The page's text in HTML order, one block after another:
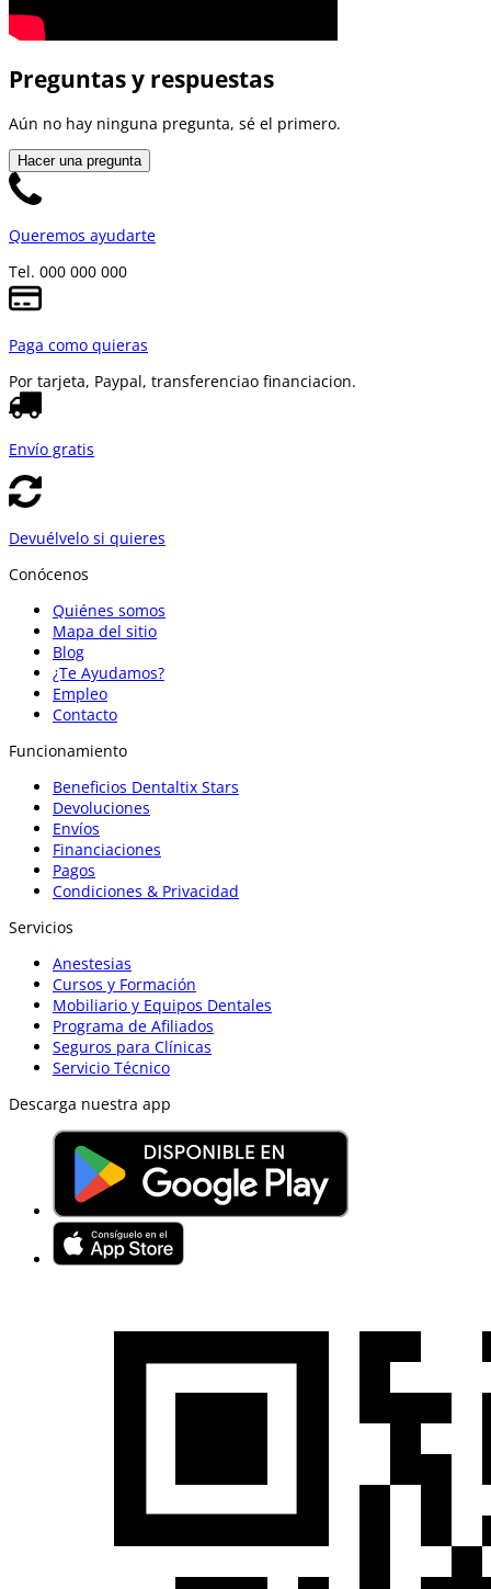
Preguntas y respuestas
Aún no hay ninguna pregunta, sé el primero.
Hacer una pregunta
Queremos ayudarte
Tel. 000 000 000
Paga como quieras
Por tarjeta, Paypal, transferenciao financiacion.
Envío gratis
Devuélvelo si quieres
Conócenos
Quiénes somos
Mapa del sitio
Blog
¿Te Ayudamos?
Empleo
Contacto
Funcionamiento
Beneficios Dentaltix Stars
Devoluciones
Envíos
Financiaciones
Pagos
Condiciones & Privacidad
Servicios
Anestesias
Cursos y Formación
Mobiliario y Equipos Dentales
Programa de Afiliados
Seguros para Clínicas
Servicio Técnico
Descarga nuestra app